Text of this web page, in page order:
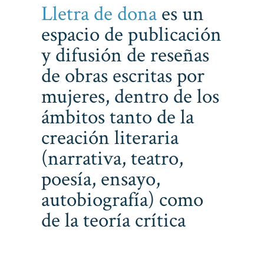
Lletra de donaes un
espacio de publicación
y difusión de reseñas
de obras escritas por
mujeres, dentro de los
ámbitos tanto de la
creación literaria
(narrativa, teatro,
poesía, ensayo,
autobiografía) como
de la teoría crítica